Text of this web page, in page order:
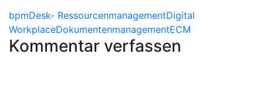
bpmDesk- RessourcenmanagementDigital
WorkplaceDokumentenmanagementECM
Kommentar verfassen